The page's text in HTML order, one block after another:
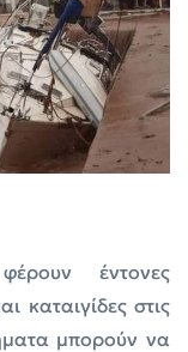
έντονες
καταιγίδες στις
μπορούν να